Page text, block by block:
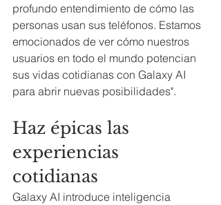
profundo entendimiento de cómo las
personas usan sus teléfonos. Estamos
emocionados de ver cómo nuestros
usuarios en todo el mundo potencian
sus vidas cotidianas con Galaxy AI
para abrir nuevas posibilidades".
Haz épicas las
experiencias
cotidianas
Galaxy AI introduce inteligencia